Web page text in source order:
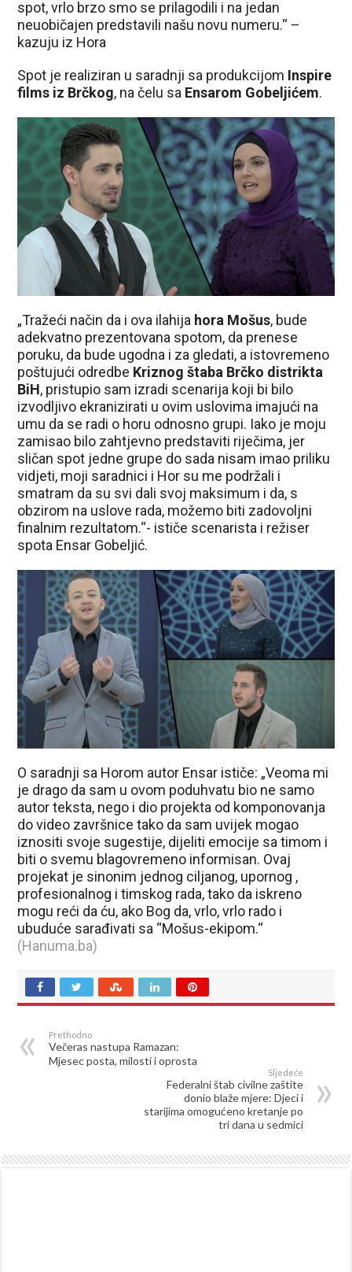
spot, vrlo brzo smo se prilagodili i na jedan
neuobičajen predstavili našu novu numeru.“ –
kazuju iz Hora
Spot je realiziran u saradnji sa produkcijom Inspire
films iz Brčkog, na čelu sa Ensarom Gobeljićem.
„Tražeći način da i ova ilahija hora Mošus, bude
adekvatno prezentovana spotom, da prenese
poruku, da bude ugodna i za gledati, a istovremeno
poštujući odredbe Kriznog štaba Brčko distrikta
BiH, pristupio sam izradi scenarija koji bi bilo
izvodljivo ekranizirati u ovim uslovima imajući na
umu da se radi o horu odnosno grupi. Iako je moju
zamisao bilo zahtjevno predstaviti riječima, jer
sličan spot jedne grupe do sada nisam imao priliku
vidjeti, moji saradnici i Hor su me podržali i
smatram da su svi dali svoj maksimum i da, s
obzirom na uslove rada, možemo biti zadovoljni
finalnim rezultatom.“- ističe scenarista i režiser
spota Ensar Gobeljić.
O saradnji sa Horom autor Ensar ističe: „Veoma mi
je drago da sam u ovom poduhvatu bio ne samo
autor teksta, nego i dio projekta od komponovanja
do video završnice tako da sam uvijek mogao
iznositi svoje sugestije, dijeliti emocije sa timom i
biti o svemu blagovremeno informisan. Ovaj
projekat je sinonim jednog ciljanog, upornog ,
profesionalnog i timskog rada, tako da iskreno
mogu reći da ću, ako Bog da, vrlo, vrlo rado i
ubuduće sarađivati sa “Mošus-ekipom.“
(Hanuma.ba)
Prethodno
Večeras nastupa Ramazan:
Mjesec posta, milosti i oprosta
Sljedeće
Federalni štab civilne zaštite
donio blaže mjere: Djeci i
starijima omogućeno kretanje po
tri dana u sedmici